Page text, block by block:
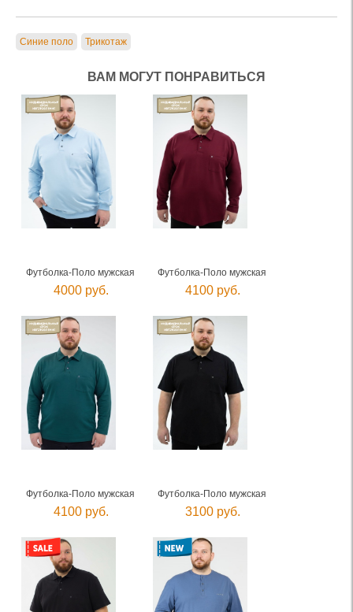
Синие поло Трикотаж
ВАМ МОГУТ ПОНРАВИТЬСЯ
Футболка-Поло мужская
4000 руб.
Футболка-Поло мужская
4100 руб.
Футболка-Поло мужская
4100 руб.
Футболка-Поло мужская
3100 руб.